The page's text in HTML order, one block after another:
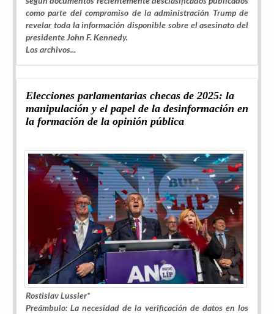
como parte del compromiso de la administración Trump de
revelar toda la información disponible sobre el asesinato del
presidente John F. Kennedy.
Los archivos...
Elecciones parlamentarias checas de 2025: la
manipulación y el papel de la desinformación en
la formación de la opinión pública
Rostislav Lussier*
Preámbulo: La necesidad de la verificación de datos en los